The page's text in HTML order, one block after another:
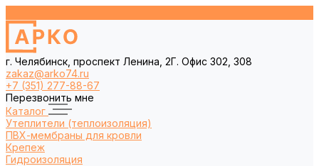
г. Челябинск, проспект Ленина, 2Г. Офис 302, 308
zakaz@arko74.ru
+7 (351) 277-88-67
Перезвонить мне
Каталог
Утеплители (теплоизоляция)
ПВХ-мембраны для кровли
Крепеж
Гидроизоляция